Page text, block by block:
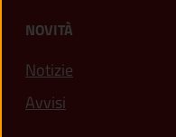
NOVITÀ
Notizie
Avvisi